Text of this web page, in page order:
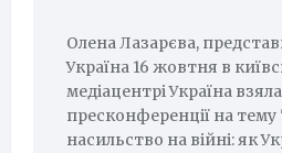
Олена Лазарєва,
Україна 16 жовтня в
медіацентрі Україна
пресконференції на
насильство на війні: як